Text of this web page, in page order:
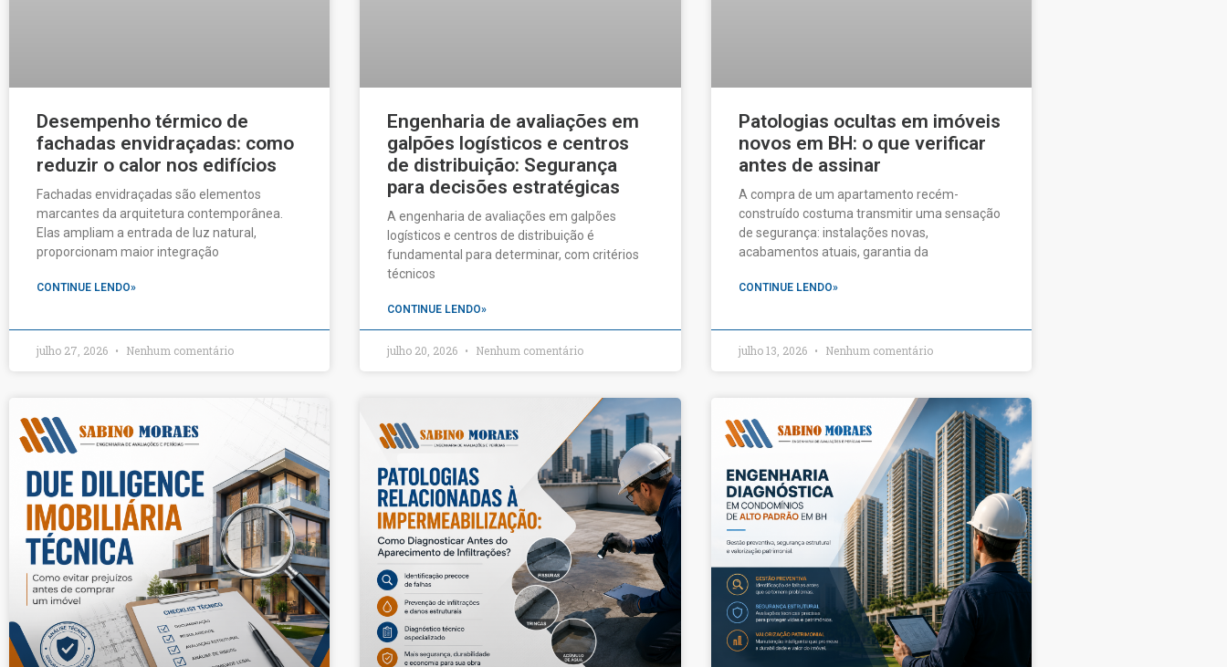
Desempenho térmico de
fachadas envidraçadas: como
reduzir o calor nos edifícios
Fachadas envidraçadas são elementos
marcantes da arquitetura contemporânea.
Elas ampliam a entrada de luz natural,
proporcionam maior integração
CONTINUE LENDO»
julho 27, 2026 Nenhum comentário
Engenharia de avaliações em
galpões logísticos e centros
de distribuição: Segurança
para decisões estratégicas
A engenharia de avaliações em galpões
logísticos e centros de distribuição é
fundamental para determinar, com critérios
técnicos
CONTINUE LENDO»
julho 20, 2026 Nenhum comentário
Patologias ocultas em imóveis
novos em BH: o que verificar
antes de assinar
A compra de um apartamento recém-
construído costuma transmitir uma sensação
de segurança: instalações novas,
acabamentos atuais, garantia da
CONTINUE LENDO»
julho 13, 2026 Nenhum comentário